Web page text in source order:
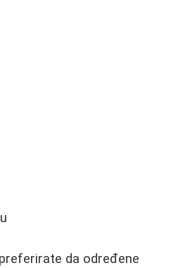
da određene